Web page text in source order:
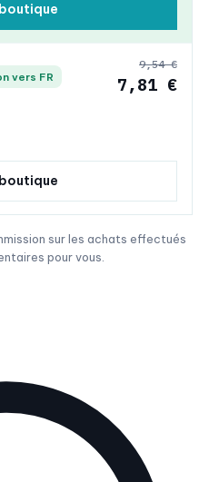
vers FR
9,54 €
7,81 €
sur les achats effectués
pour vous.